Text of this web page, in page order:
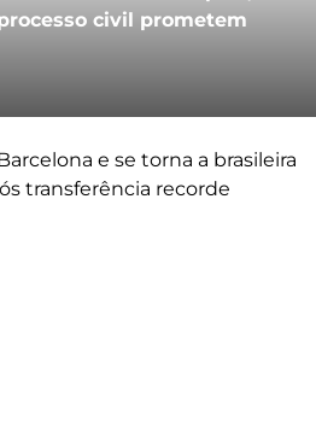
civil prometem